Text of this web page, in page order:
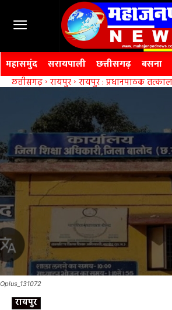
महासमुंद सरायपाली छत्तीसगढ़ बसना
छत्तीसगढ़ रायपुर रायपुर : प्रधानपाठक
Oplus_131072
रायपुर